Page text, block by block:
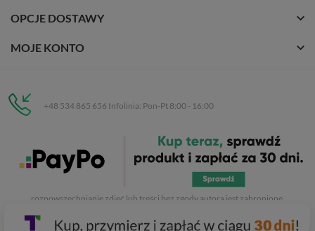
OPCJE DOSTAWY
MOJE KONTO
+48 534 865 656 Infolinia: Pon-Pt 8:00 - 16:00
C.H. Respan, Rejtana 53a/250
35-326 Rzeszów
. Kopiowanie, przetwarzanie,
rozpowszechnianie zdjęć lub treści bez zgody autora jest zabronione.